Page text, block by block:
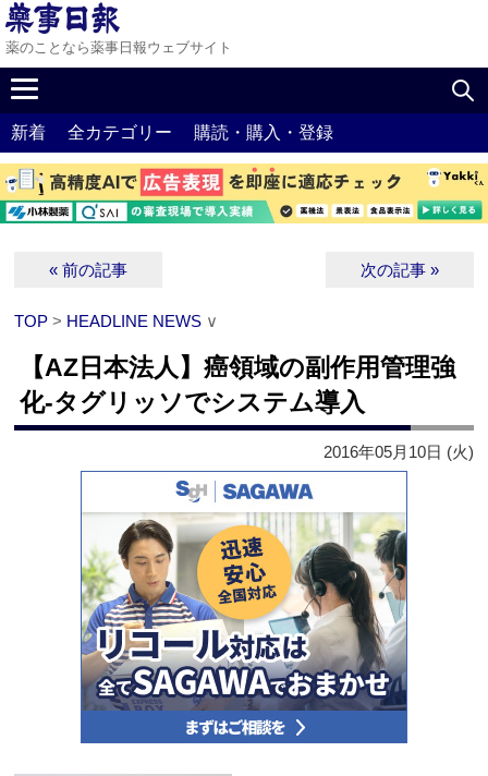
薬のことなら薬事日報ウェブサイト
新着 全カテゴリー 購読・購入・登録
« 前の記事 次の記事 »
TOP > HEADLINE NEWS ∨
【AZ日本法人】癌領域の副作用管理強
化‐タグリッソでシステム導入
2016年05月10日 (火)